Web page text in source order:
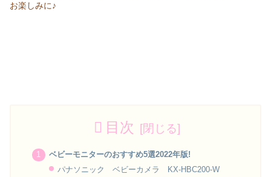
お楽しみに♪
目次
ベビーモニターのおすすめ5選2022年版!
パナソニック ベビーカメラ KX-HBC200-W